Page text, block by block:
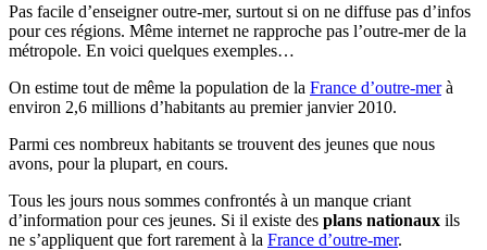
Pas facile d’enseigner outre-mer, surtout si on ne diffuse pas d’infos
pour ces régions. Même internet ne rapproche pas l’outre-mer de la
métropole. En voici quelques exemples…
On estime tout de même la population de la France d’outre-merà
environ 2,6 millions d’habitants au premier janvier 2010.
Parmi ces nombreux habitants se trouvent des jeunes que nous
avons, pour la plupart, en cours.
Tous les jours nous sommes confrontés à un manque criant
d’information pour ces jeunes. Si il existe des plans nationaux ils
ne s’appliquent que fort rarement à la France d’outre-mer.